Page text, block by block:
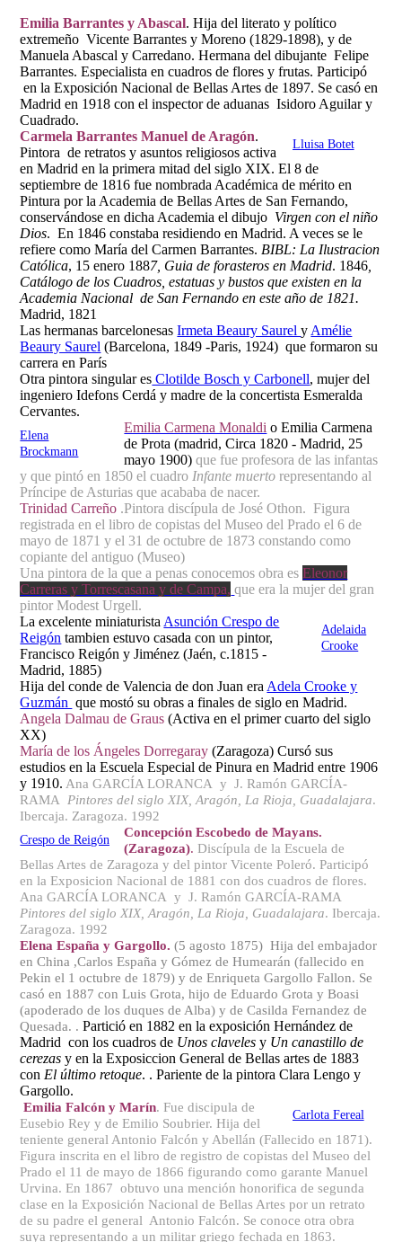
Emilia Barrantes y Abascal. Hija del literato y político
extremeño Vicente Barrantes y Moreno (1829-1898), y de
Manuela Abascal y Carredano. Hermana del dibujante Felipe
Barrantes. Especialista en cuadros de flores y frutas. Participó
en la Exposición Nacional de Bellas Artes de 1897. Se casó en
Madrid en 1918 con el inspector de aduanas Isidoro Aguilar y
Cuadrado.
Lluisa Botet
Carmela Barrantes Manuel de Aragón.
Pintora de retratos y asuntos religiosos activa
en Madrid en la primera mitad del siglo XIX. El 8 de
septiembre de 1816 fue nombrada Académica de mérito en
Pintura por la Academia de Bellas Artes de San Fernando,
conservándose en dicha Academia el dibujo Virgen con el niño
Dios. En 1846 constaba residiendo en Madrid. A veces se le
refiere como María del Carmen Barrantes. BIBL: La Ilustracion
Católica, 15 enero 1887, Guia de forasteros en Madrid. 1846
Catálogo de los Cuadros, estatuas y bustos que existen en la
Academia Nacional de San Fernando en este año de 1821.
Madrid, 1821
Las hermanas barcelonesasIrmeta Beaury Saurely Amélie
Beaury Saurel (Barcelona, 1849 -Paris, 1924) que formaron su
carrera en París
Otra pintora singular es Clotilde Bosch y Carbonell, mujer del
ingeniero Idefons Cerdá y madre de la concertista Esmeralda
Cervantes.
Elena
Brockmann
Emilia Carmena Monaldi o Emilia Carmena
de Prota (madrid, Circa 1820 - Madrid, 25
mayo 1900)que fue profesora de las infantas
y que pintó en 1850 el cuadro Infante muerto representando al
Príncipe de Asturias que acababa de nacer.
Trinidad Carreño .Pintora discípula de José Othon. Figura
registrada en el libro de copistas del Museo del Prado el 6 de
mayo de 1871 y el 31 de octubre de 1873 constando como
copiante del antiguo (Museo)
Una pintora de la que a penas conocemos obra esEleonor
Carreras y Torrescasana y de Campa, que era la mujer del gran
pintor Modest Urgell.
Adelaida
Crooke
La excelente miniaturista Asunción Crespo de
Reigón tambien estuvo casada con un pintor,
Francisco Reigón y Jiménez (Jaén, c.1815 -
Madrid, 1885)
Hija del conde de Valencia de don Juan era Adela Crooke y
Guzmán que mostó su obras a finales de siglo en Madrid.
Angela Dalmau de Graus (Activa en el primer cuarto del siglo
XX)
María de los Ángeles Dorregaray (Zaragoza) Cursó sus
estudios en la Escuela Especial de Pinura en Madrid entre 1906
y 1910. Ana GARCÍA LORANCA y J. Ramón GARCÍA-
RAMAPintores del siglo XIX, Aragón, La Rioja, Guadalajara.
Ibercaja. Zaragoza. 1992
Crespo de Reigón
Concepción Escobedo de Mayans.
(Zaragoza).Discípula de la Escuela de
Bellas Artes de Zaragoza y del pintor Vicente Poleró. Participó
en la Exposicion Nacional de 1881 con dos cuadros de flores.
Ana GARCÍA LORANCA y J. Ramón GARCÍA-RAMA
Pintores del siglo XIX, Aragón, La Rioja, Guadalajara. Ibercaja.
Zaragoza. 1992
Elena España y Gargollo.(5 agosto 1875) Hija del embajador
en China ,Carlos España y Gómez de Humearán (fallecido en
Pekin el 1 octubre de 1879) y de Enriqueta Gargollo Fallon. Se
casó en 1887 con Luis Grota, hijo de Eduardo Grota y Boasi
(apoderado de los duques de Alba) y de Casilda Fernandez de
Quesada. . Partició en 1882 en la exposición Hernández de
Madrid con los cuadros de Unos claveles y Un canastillo de
cerezas y en la Exposiccion General de Bellas artes de 1883
con El último retoque. . Pariente de la pintora Clara Lengo y
Gargollo.
Carlota Fereal
Emilia Falcón y Marín. Fue discipula de
Eusebio Rey y de Emilio Soubrier. Hija del
teniente general Antonio Falcón y Abellán (Fallecido en 1871).
Figura inscrita en el libro de registro de copistas del Museo del
Prado el 11 de mayo de 1866 figurando como garante Manuel
Urvina. En 1867 obtuvo una mención honorifica de segunda
clase en la Exposición Nacional de Bellas Artes por un retrato
de su padre el general Antonio Falcón. Se conoce otra obra
suya representando a un militar griego fechada en 1863.